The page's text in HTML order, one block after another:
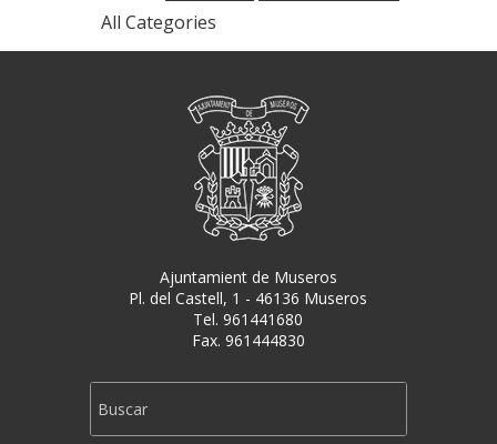
All Categories
Ajuntamient de Museros
Pl. del Castell, 1 - 46136 Museros
Tel. 961441680
Fax. 961444830